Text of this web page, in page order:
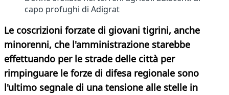
capo profughi di Adigrat
Le coscrizioni forzate di giovani tigrini, anche
minorenni, che l'amministrazione starebbe
effettuando per le strade delle città per
rimpinguare le forze di difesa regionale sono
l'ultimo segnale di una tensione alle stelle in